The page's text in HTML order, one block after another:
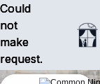
Could
not
make
request.
Could
not
make
request.
Could
not
make
request.